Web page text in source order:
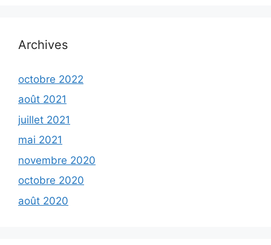
Archives
octobre 2022
août 2021
juillet 2021
mai 2021
novembre 2020
octobre 2020
août 2020